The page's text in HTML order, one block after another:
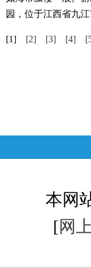
园，位于江西省九
[1] [2] [3] [4]
本网
[网